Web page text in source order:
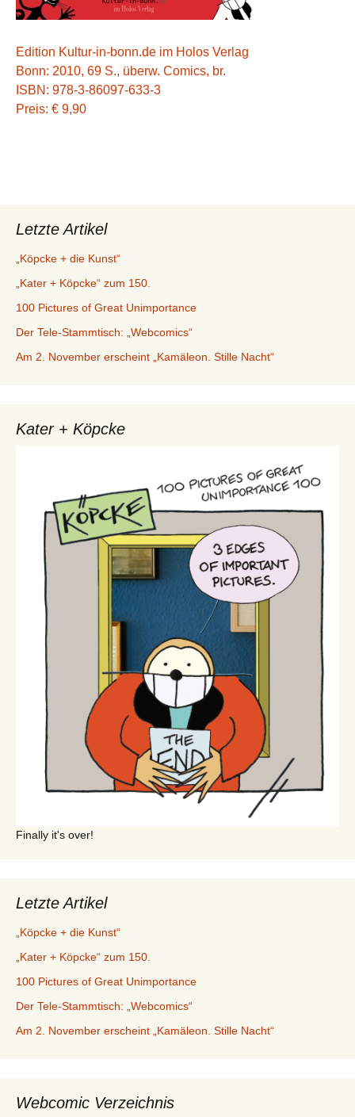
Edition Kultur-in-bonn.de im Holos Verlag
Bonn: 2010, 69 S., überw. Comics, br.
ISBN: 978-3-86097-633-3
Preis: € 9,90
Letzte Artikel
„Köpcke + die Kunst“
„Kater + Köpcke“ zum 150.
100 Pictures of Great Unimportance
Der Tele-Stammtisch: „Webcomics“
Am 2. November erscheint „Kamäleon. Stille Nacht“
Kater + Köpcke
Finally it's over!
Letzte Artikel
„Köpcke + die Kunst“
„Kater + Köpcke“ zum 150.
100 Pictures of Great Unimportance
Der Tele-Stammtisch: „Webcomics“
Am 2. November erscheint „Kamäleon. Stille Nacht“
Webcomic Verzeichnis